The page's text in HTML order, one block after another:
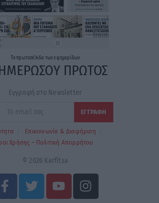
Ταπρωτοσέλιδα τωνεφημερίδων
ΠΡΩΤΟΣ
Εγγραφή στο Newsletter
Επικοινωνία & Διαφήμιση
Χρήσης – Πολιτική Απορρήτου
© 2026 Karfitsa